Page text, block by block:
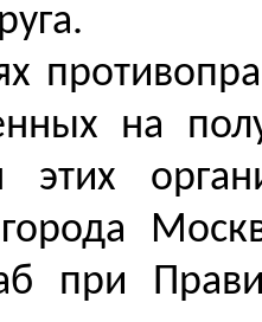
на
этих
города
при